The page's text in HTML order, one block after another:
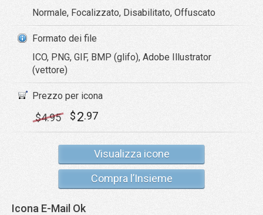
Normale, Focalizzato, Disabilitato, Offuscato
Formato dei file
ICO, PNG, GIF, BMP (glifo), Adobe Illustrator
(vettore)
Prezzo per icona
$4.95 $2.97
Visualizza icone
Compra l’Insieme
Icona E-Mail Ok